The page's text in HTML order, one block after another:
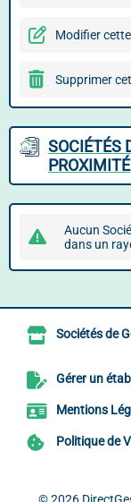
Modifier
Supprimer
SOCIÉTÉS
PROXIMITÉ
Aucun
dans un
Sociétés de
Gérer un
Mentions
Politique de